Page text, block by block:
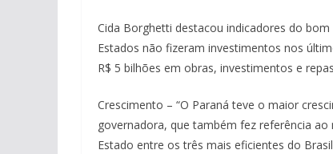
Cida Borghetti destacou indicadores do
Estados não fizeram investimentos nos
R$ 5 bilhões em obras, investimentos e
Crescimento – “O Paraná teve o maior
governadora, que também fez referência
Estado entre os três mais eficientes do